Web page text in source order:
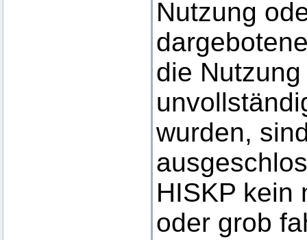
Nutzung
die
wurden,
HISKP kein
oder grob